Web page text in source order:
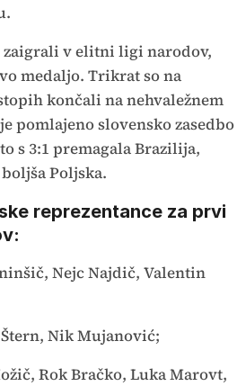
zaigrali v elitni ligi narodov,
medaljo. Trikrat so na
končali na nehvaležnem
pomlajeno slovensko zasedbo
s 3:1 premagala Brazilija,
Poljska.
reprezentance za prvi
Nejc Najdič, Valentin
Nik Mujanović;
Rok Bračko, Luka Marovt,